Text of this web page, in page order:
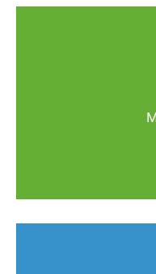
wild entsorgter
Magdeburg